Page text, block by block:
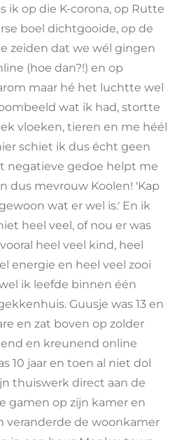
ik op die K-corona, op Rutte
boel dichtgooide, op de
zeiden dat we wél gingen
(hoe dan?!) en op
maar hé het luchtte wel
wat ik had, stortte
vloeken, tieren en me héél
schiet ik dus écht geen
negatieve gedoe helpt me
dus mevrouw Koolen! 'Kap
wat er wel is.' En ik
heel veel, of nou er was
heel veel kind, heel
energie en heel veel zooi
ik leefde binnen één
Guusje was 13 en
en zat boven op zolder
en kreunend online
10 jaar en toen al niet dol
thuiswerk direct aan de
gamen op zijn kamer en
veranderde de woonkamer